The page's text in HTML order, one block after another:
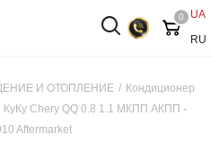
UA
RU
0
И ОТОПЛЕНИЕ / Кондиционер
КуКу Chery QQ 0.8 1.1 МКПП АКПП -
Aftermarket